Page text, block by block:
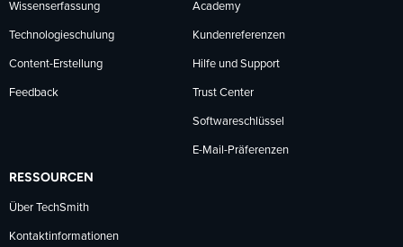
Wissenserfassung
Technologieschulung
Content-Erstellung
Feedback
Academy
Kundenreferenzen
Hilfe und Support
Trust Center
Softwareschlüssel
E-Mail-Präferenzen
RESSOURCEN
Über TechSmith
Kontaktinformationen